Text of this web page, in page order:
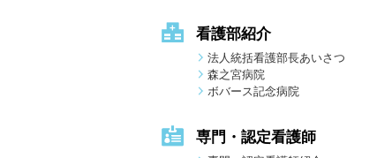
看護部紹介
法人統括看護部長あいさつ
森之宮病院
ボバース記念病院
専門・認定看護師